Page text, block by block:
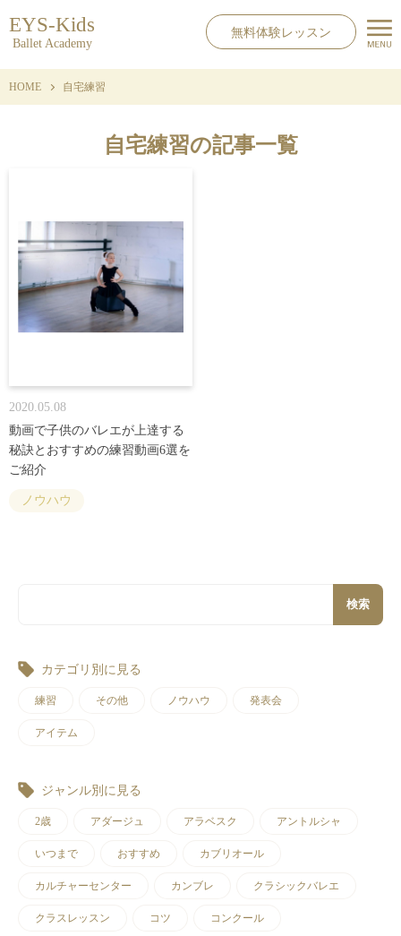
EYS-Kids
Ballet Academy
無料体験レッスン
HOME 自宅練習
自宅練習の記事一覧
2020.05.08
動画で子供のバレエが上達する
秘訣とおすすめの練習動画6選を
ご紹介
ノウハウ
検索
カテゴリ別に見る
練習 その他 ノウハウ 発表会
アイテム
ジャンル別に見る
2歳 アダージュ アラベスク アントルシャ
いつまで おすすめ カブリオール
カルチャーセンター カンブレ クラシックバレエ
クラスレッスン コツ コンクール